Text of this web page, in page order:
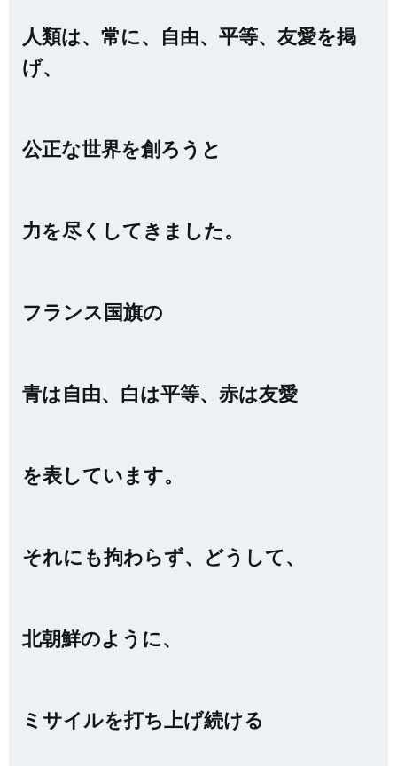
人類は、常に、自由、平等、友愛を掲
げ、
公正な世界を創ろうと
力を尽くしてきました。
フランス国旗の
青は自由、白は平等、赤は友愛
を表しています。
それにも拘わらず、どうして、
北朝鮮のように、
ミサイルを打ち上げ続ける